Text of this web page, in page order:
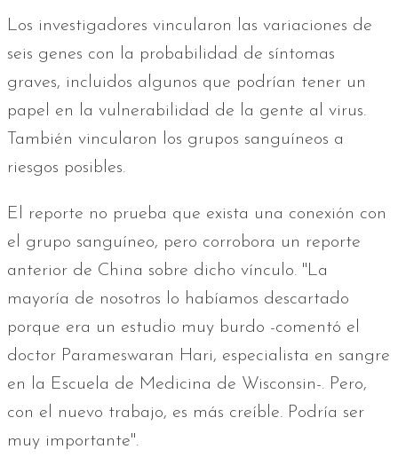
Los investigadores vincularon las variaciones de
seis genes con la probabilidad de síntomas
graves, incluidos algunos que podrían tener un
papel en la vulnerabilidad de la gente al virus.
También vincularon los grupos sanguíneos a
riesgos posibles.
El reporte no prueba que exista una conexión con
el grupo sanguíneo, pero corrobora un reporte
anterior de China sobre dicho vínculo. "La
mayoría de nosotros lo habíamos descartado
porque era un estudio muy burdo -comentó el
doctor Parameswaran Hari, especialista en sangre
en la Escuela de Medicina de Wisconsin-. Pero,
con el nuevo trabajo, es más creíble. Podría ser
muy importante''.